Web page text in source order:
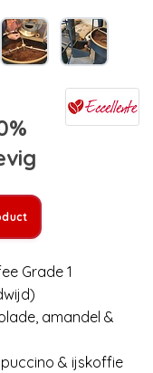
Grade 1
amandel &
& ijskoffie